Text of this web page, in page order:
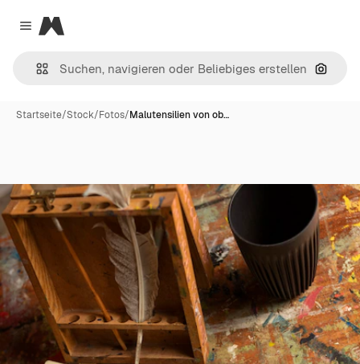
Close menu
Magnific
Nach
Startseite/Stock/Fotos/Malutensilien von ob…